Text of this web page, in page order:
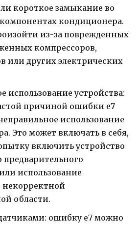
короткое замыкание во
кондиционера.
из-за поврежденных
компрессоров,
или других электрических
использование устройства:
причиной ошибки е7
использование
Это может включать в себя,
включить устройство
предварительного
использование
некорректной
области.
ошибку е7 можно